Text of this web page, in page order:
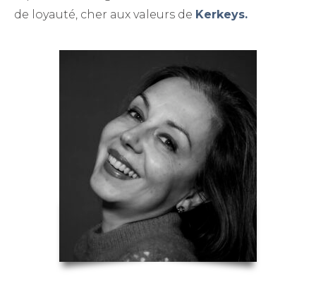
de loyauté, cher aux valeurs de Kerkeys.